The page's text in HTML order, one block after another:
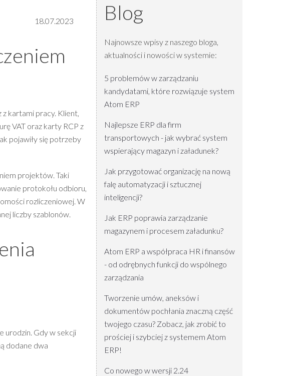
18.07.2023
z kartami pracy. Klient,
VAT oraz karty RCP z
pojawiły się potrzeby
projektów. Taki
protokołu odbioru,
rozliczeniowej. W
liczby szablonów.
urodzin. Gdy w sekcji
dodane dwa
Blog
Najnowsze wpisy z naszego bloga,
aktualności i nowości w systemie:
5 problemów w zarządzaniu
kandydatami, które rozwiązuje system
Atom ERP
Najlepsze ERP dla firm
transportowych - jak wybrać system
wspierający magazyn i załadunek?
Jak przygotować organizację na nową
falę automatyzacji i sztucznej
inteligencji?
Jak ERP poprawia zarządzanie
magazynem i procesem załadunku?
Atom ERP a współpraca HR i finansów
- od odrębnych funkcji do wspólnego
zarządzania
Tworzenie umów, aneksów i
dokumentów pochłania znaczną część
twojego czasu? Zobacz, jak zrobić to
prościej i szybciej z systemem Atom
ERP!
Co nowego w wersji 2.24